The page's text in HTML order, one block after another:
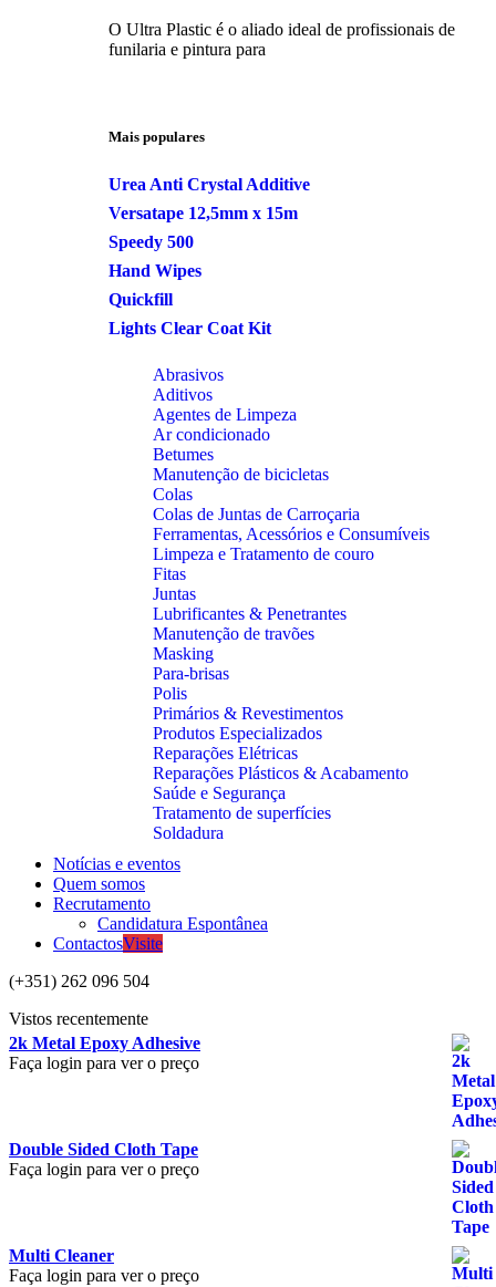
O Ultra Plastic é o aliado ideal de profissionais de
funilaria e pintura para
Mais populares
Urea Anti Crystal Additive
Versatape 12,5mm x 15m
Speedy 500
Hand Wipes
Quickfill
Lights Clear Coat Kit
Abrasivos
Aditivos
Agentes de Limpeza
Ar condicionado
Betumes
Manutenção de bicicletas
Colas
Colas de Juntas de Carroçaria
Ferramentas, Acessórios e Consumíveis
Limpeza e Tratamento de couro
Fitas
Juntas
Lubrificantes & Penetrantes
Manutenção de travões
Masking
Para-brisas
Polis
Primários & Revestimentos
Produtos Especializados
Reparações Elétricas
Reparações Plásticos & Acabamento
Saúde e Segurança
Tratamento de superfícies
Soldadura
Notícias e eventos
Quem somos
Recrutamento
Candidatura Espontânea
ContactosVisite
(+351) 262 096 504
Vistos recentemente
2k Metal Epoxy Adhesive
Faça login para ver o preço
Double Sided Cloth Tape
Faça login para ver o preço
Multi Cleaner
Faça login para ver o preço